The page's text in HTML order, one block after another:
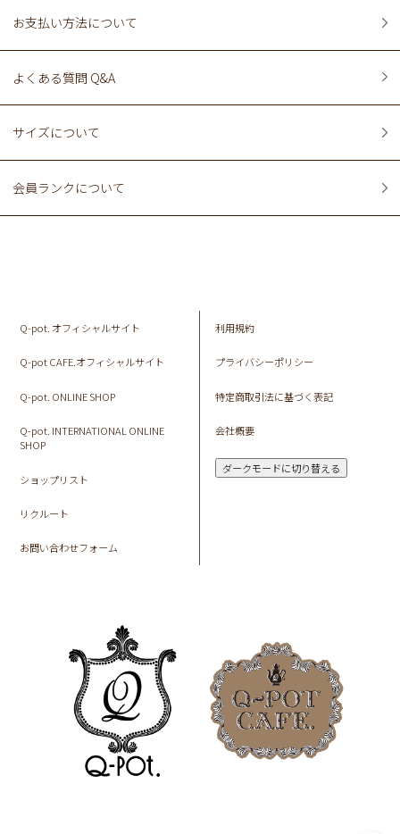
お支払い方法について
よくある質問 Q&A
サイズについて
会員ランクについて
Q-pot. オフィシャルサイト
Q-pot CAFE.オフィシャルサイト
Q-pot. ONLINE SHOP
Q-pot. INTERNATIONAL ONLINE
SHOP
ショップリスト
リクルート
お問い合わせフォーム
利用規約
プライバシーポリシー
特定商取引法に基づく表記
会社概要
ダークモードに切り替える